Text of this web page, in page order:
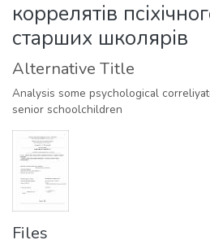
Statistics
коррелятiв
старших школярів
Alternative Title
Analysis some psychological
senior schoolchildren
Files